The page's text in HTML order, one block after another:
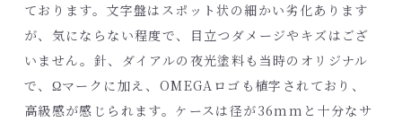
ております。文字盤はスポット状の細かい劣化あります
が、気にならない程度で、目立つダメージやキズはござ
いません。針、ダイアルの夜光塗料も当時のオリジナル
で、Ωマークに加え、OMEGAロゴも植字されており、
高級感が感じられます。ケースは径が36mmと十分なサ